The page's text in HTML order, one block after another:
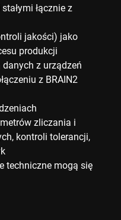
łącznie z
jakości) jako
produkcji
z urządzeń
z BRAIN2
zliczania i
kontroli tolerancji,
techniczne mogą się